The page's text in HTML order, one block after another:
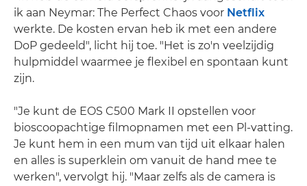
ik aan Neymar: The Perfect Chaos voor Netflix
werkte. De kosten ervan heb ik met een andere
DoP gedeeld", licht hij toe. "Het is zo'n veelzijdig
hulpmiddel waarmee je flexibel en spontaan kunt
zijn.
"Je kunt de EOS C500 Mark II opstellen voor
bioscoopachtige filmopnamen met een Pl-vatting.
Je kunt hem in een mum van tijd uit elkaar halen
en alles is superklein om vanuit de hand mee te
werken", vervolgt hij. "Maar zelfs als de camera is